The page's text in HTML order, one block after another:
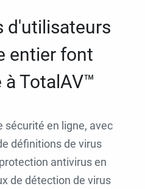
d'utilisateurs
entier font
TotalAV™
sécurité en ligne, avec
définitions de virus
antivirus en
de détection de virus